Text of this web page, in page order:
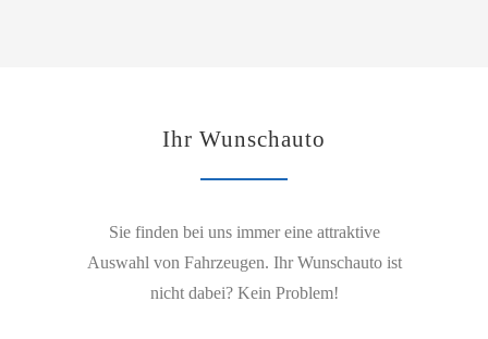
Ihr Wunschauto
Sie finden bei uns immer eine attraktive
Auswahl von Fahrzeugen. Ihr Wunschauto ist
nicht dabei? Kein Problem!